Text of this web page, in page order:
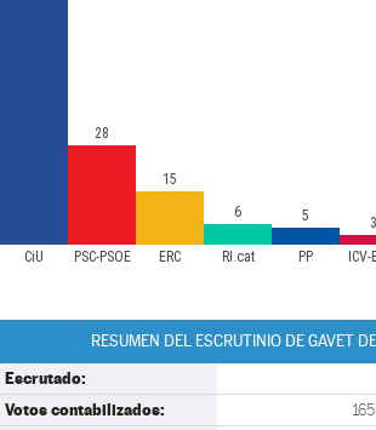
CiU PSC-PSOE ERC RI.cat PP
28
15
6
5 3
RESUMEN DEL ESCRUTINIO DE GAVET
Escrutado:
Votos contabilizados: 165